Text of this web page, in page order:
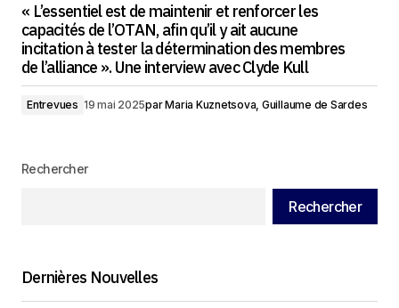
« L’essentiel est de maintenir et renforcer les
capacités de l’OTAN, afin qu’il y ait aucune
incitation à tester la détermination des membres
de l’alliance ». Une interview avec Clyde Kull
Entrevues 19 mai 2025parMaria Kuznetsova, Guillaume de Sardes
Rechercher
Rechercher
Dernières Nouvelles